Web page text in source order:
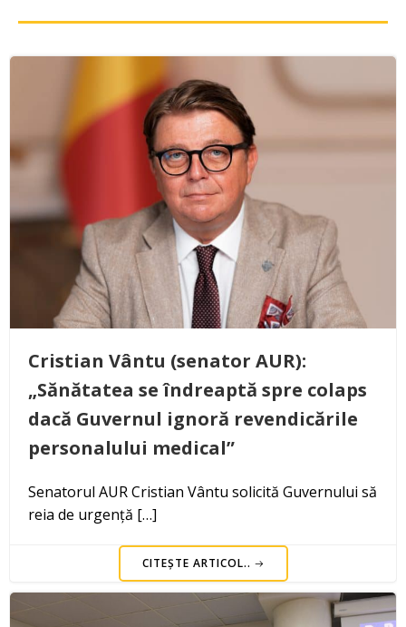
Cristian Vântu (senator AUR):
„Sănătatea se îndreaptă spre colaps
dacă Guvernul ignoră revendicările
personalului medical”
Senatorul AUR Cristian Vântu solicită Guvernului să
reia de urgență […]
CITEȘTE ARTICOL..